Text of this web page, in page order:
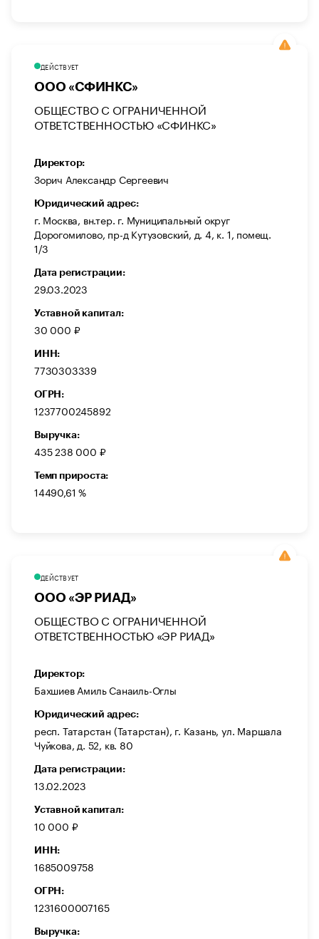
ДЕЙСТВУЕТ
ООО «СФИНКС»
ОБЩЕСТВО С ОГРАНИЧЕННОЙ
ОТВЕТСТВЕННОСТЬЮ «СФИНКС»
Директор:
Зорич Александр Сергеевич
Юридический адрес:
г. Москва, вн.тер. г. Муниципальный округ
Дорогомилово, пр-д Кутузовский, д. 4, к. 1, помещ.
1/3
Дата регистрации:
29.03.2023
Уставной капитал:
30 000 ₽
ИНН:
7730303339
ОГРН:
1237700245892
Выручка:
435 238 000 ₽
Темп прироста:
14490,61 %
ДЕЙСТВУЕТ
ООО «ЭР РИАД»
ОБЩЕСТВО С ОГРАНИЧЕННОЙ
ОТВЕТСТВЕННОСТЬЮ «ЭР РИАД»
Директор:
Бахшиев Амиль Санаиль-Оглы
Юридический адрес:
респ. Татарстан (Татарстан), г. Казань, ул. Маршала
Чуйкова, д. 52, кв. 80
Дата регистрации:
13.02.2023
Уставной капитал:
10 000 ₽
ИНН:
1685009758
ОГРН:
1231600007165
Выручка: